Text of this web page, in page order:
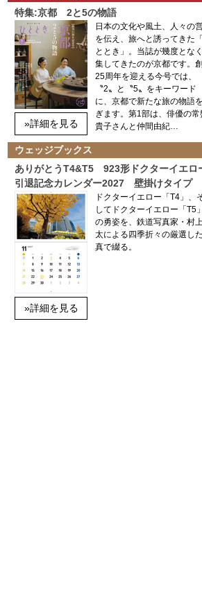
特集:京都 2と5の物語
»詳細を見る
日本の文化や風土、人々の
を伝え、旅へと誘ってきた
ととき」。当誌が幾度とな
集してきたのが京都です。
25周年を迎える今号では、
〝2〟と〝5〟をキーワード
に、京都で新たな旅の物語
ぎます。第1部は、俳優の常
貴子さんと仲間由紀…
ウェッジブックス
ありがとうT4&T5 923形ドクターイエロ
引退記念カレンダー2027 壁掛けタイプ
»詳細を見る
ドクターイエロー「T4」、
してドクターイエロー「T5」
の勇姿を、鉄道写真家・村
太による四季折々の厳選し
真で綴る。